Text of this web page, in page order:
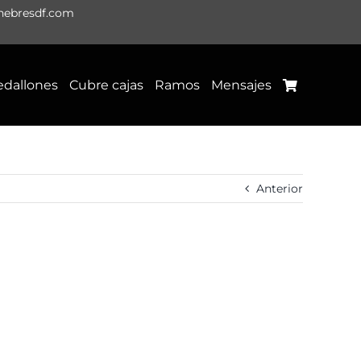
Cubre cajas Ramos Mensajes
Anterior